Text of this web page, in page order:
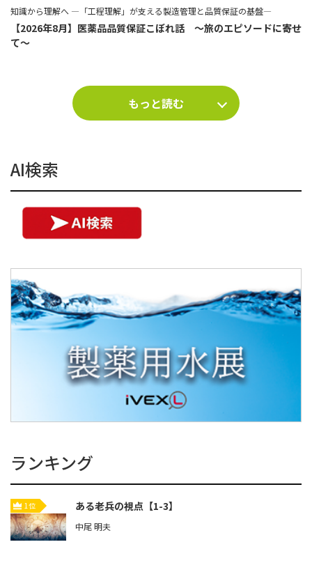
知識から理解へ ―「工程理解」が支える製造管理と品質保証の基盤―
【2026年8月】医薬品品質保証こぼれ話 ～旅のエピソードに寄せ
て～
もっと読む
AI検索
ランキング
1位 ある老兵の視点【1-3】
中尾 明夫